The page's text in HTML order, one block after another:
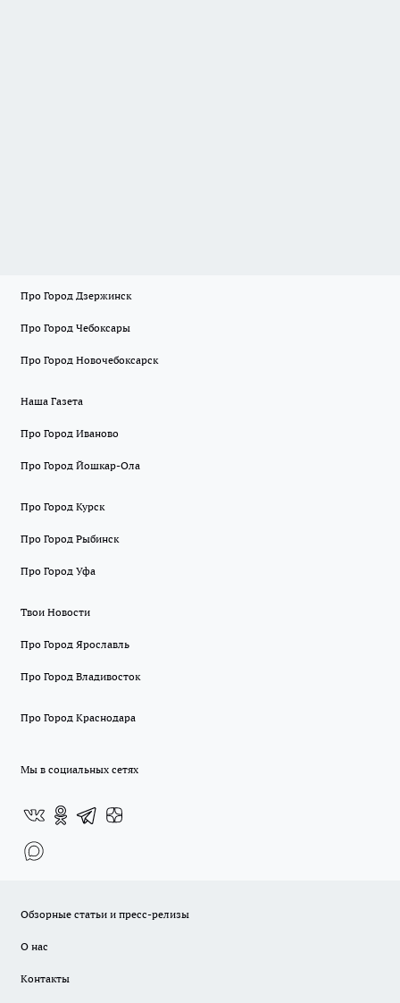
Про Город Дзержинск
Про Город Чебоксары
Про Город Новочебоксарск
Наша Газета
Про Город Иваново
Про Город Йошкар-Ола
Про Город Курск
Про Город Рыбинск
Про Город Уфа
Твои Новости
Про Город Ярославль
Про Город Владивосток
Про Город Краснодара
Мы в социальных сетях
Обзорные статьи и пресс-релизы
О нас
Контакты